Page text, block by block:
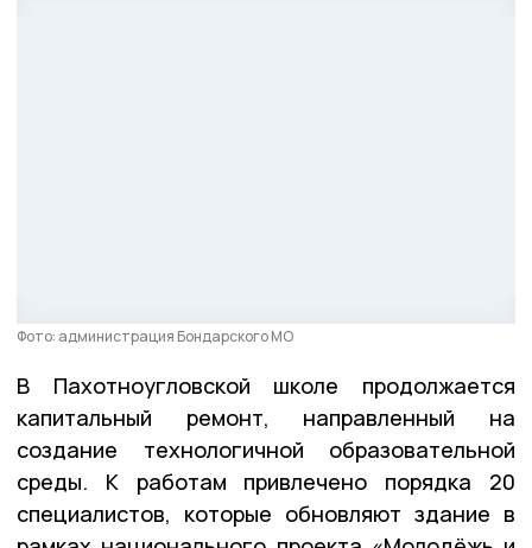
Фото: администрация Бондарского МО
В Пахотноугловской школе продолжается
капитальный ремонт, направленный на
создание технологичной образовательной
среды. К работам привлечено порядка 20
специалистов, которые обновляют здание в